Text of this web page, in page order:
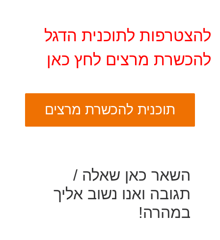
להצטרפות לתוכנית הדגל
להכשרת מרצים לחץ כאן
תוכנית להכשרת מרצים
השאר כאן שאלה /
תגובה ואנו נשוב אליך
במהרה!